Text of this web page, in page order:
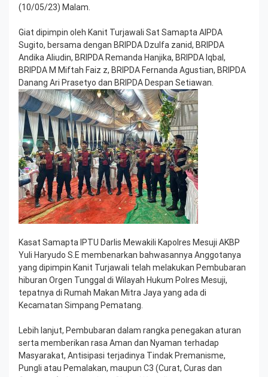
(10/05/23) Malam.
Giat dipimpin oleh Kanit Turjawali Sat Samapta AIPDA
Sugito, bersama dengan BRIPDA Dzulfa zanid, BRIPDA
Andika Aliudin, BRIPDA Remanda Hanjika, BRIPDA Iqbal,
BRIPDA M Miftah Faiz z, BRIPDA Fernanda Agustian, BRIPDA
Danang Ari Prasetyo dan BRIPDA Despan Setiawan.
Kasat Samapta IPTU Darlis Mewakili Kapolres Mesuji AKBP
Yuli Haryudo S.E membenarkan bahwasannya Anggotanya
yang dipimpin Kanit Turjawali telah melakukan Pembubaran
hiburan Orgen Tunggal di Wilayah Hukum Polres Mesuji,
tepatnya di Rumah Makan Mitra Jaya yang ada di
Kecamatan Simpang Pematang.
Lebih lanjut, Pembubaran dalam rangka penegakan aturan
serta memberikan rasa Aman dan Nyaman terhadap
Masyarakat, Antisipasi terjadinya Tindak Premanisme,
Pungli atau Pemalakan, maupun C3 (Curat, Curas dan